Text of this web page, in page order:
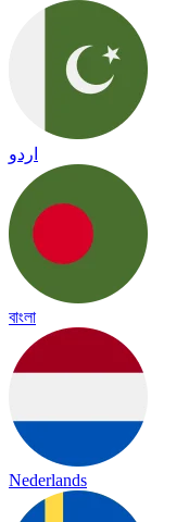
اردو
বাংলা
Nederlands